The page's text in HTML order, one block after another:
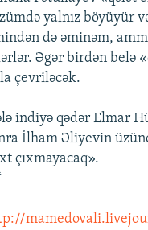
yalnız böyüyür
də əminəm,
Əgər birdən belə
çevriləcək.
indiyə qədər Elmar
İlham Əliyevin
çıxmayacaq».